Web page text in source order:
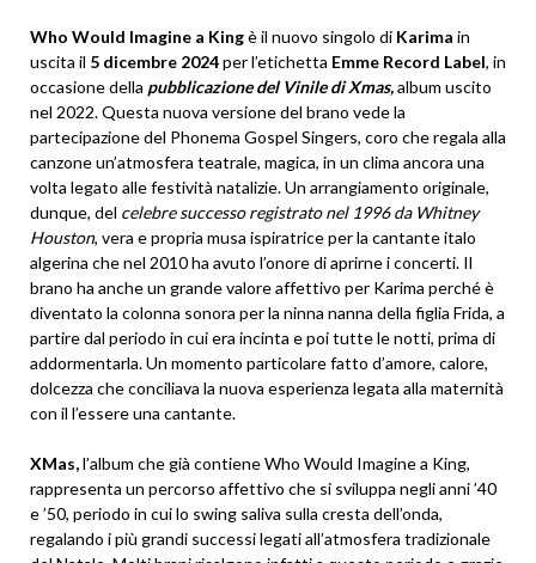
Who Would Imagine a Kingè il nuovo singolo di Karima in
uscita il 5 dicembre 2024per l’etichetta Emme Record Label, in
occasione della pubblicazione del Vinile di Xmas,album uscito
nel 2022. Questa nuova versione del brano vede la
partecipazione del Phonema Gospel Singers, coro che regala alla
canzone un’atmosfera teatrale, magica, in un clima ancora una
volta legato alle festività natalizie. Un arrangiamento originale,
dunque, del celebre successo registrato nel 1996 da Whitney
Houston, vera e propria musa ispiratrice per la cantante italo
algerina che nel 2010 ha avuto l’onore di aprirne i concerti. Il
brano ha anche un grande valore affettivo per Karima perché è
diventato la colonna sonora per la ninna nanna della figlia Frida, a
partire dal periodo in cui era incinta e poi tutte le notti, prima di
addormentarla. Un momento particolare fatto d’amore, calore,
dolcezza che conciliava la nuova esperienza legata alla maternità
con il l’essere una cantante.
XMas,l’album che già contiene Who Would Imagine a King,
rappresenta un percorso affettivo che si sviluppa negli anni ’40
e ’50, periodo in cui lo swing saliva sulla cresta dell’onda,
regalando i più grandi successi legati all’atmosfera tradizionale